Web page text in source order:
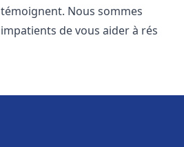
témoignent. Nous sommes
impatients de vous aider à rés